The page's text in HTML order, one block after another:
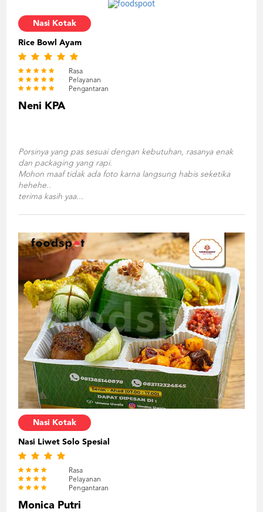
Nasi Kotak
Rice Bowl Ayam
Rasa
Pelayanan
Pengantaran
Neni KPA
Porsinya yang pas sesuai dengan kebutuhan, rasanya enak
dan packaging yang rapi.
Mohon maaf tidak ada foto karna langsung habis seketika
hehehe..
terima kasih yaa...
Nasi Kotak
Nasi Liwet Solo Spesial
Rasa
Pelayanan
Pengantaran
Monica Putri